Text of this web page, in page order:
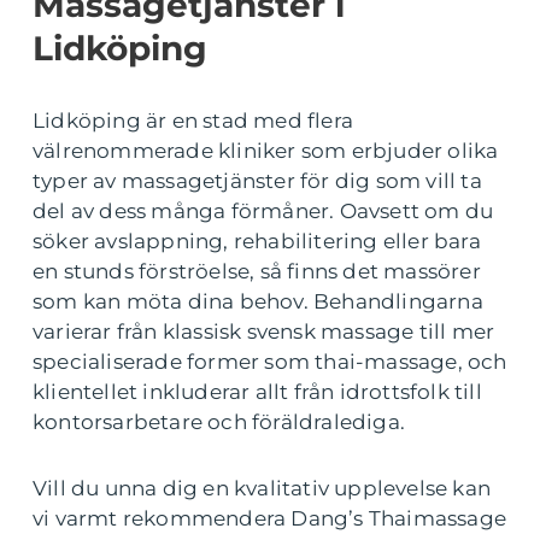
Lidköping
Lidköping är en stad med flera
välrenommerade kliniker som erbjuder olika
typer av massagetjänster för dig som vill ta
del av dess många förmåner. Oavsett om du
söker avslappning, rehabilitering eller bara
en stunds förströelse, så finns det massörer
som kan möta dina behov. Behandlingarna
varierar från klassisk svensk massage till mer
specialiserade former som thai-massage, och
klientellet inkluderar allt från idrottsfolk till
kontorsarbetare och föräldralediga.
Vill du unna dig en kvalitativ upplevelse kan
vi varmt rekommendera Dang’s Thaimassage